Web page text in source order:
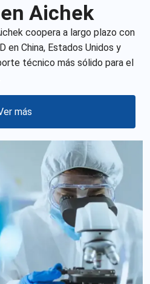
Aichek
coopera a largo plazo con
en China, Estados Unidos y
técnico más sólido para el
más